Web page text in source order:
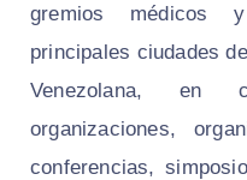
gremios médicos
principales ciudades
Venezolana, en
organizaciones,
conferencias,